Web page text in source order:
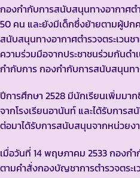
กองกำกับการสนับสนุนทางอากาศต
50 คน และยังมีเด็กซึ่งย้ายตามผู้ปก
สนับสนุนทางอากาศตำรวจตระเวน
ความร่วมมือจากประชาชนร่วมกันด
กำกับการ กองกำกับการสนับสนุนท
ปีการศึกษา 2528 มีนักเรียนเพิ่มมา
จากโรงเรียนอานันท์ และได้รับการ
ต่อมาได้รับการสนับสนุนจากหน่วยง
เมื่อวันที่ 14 พฤษภาคม 2533 กองก
ตามคำสั่งกองบัญชาการตำรวจตระ